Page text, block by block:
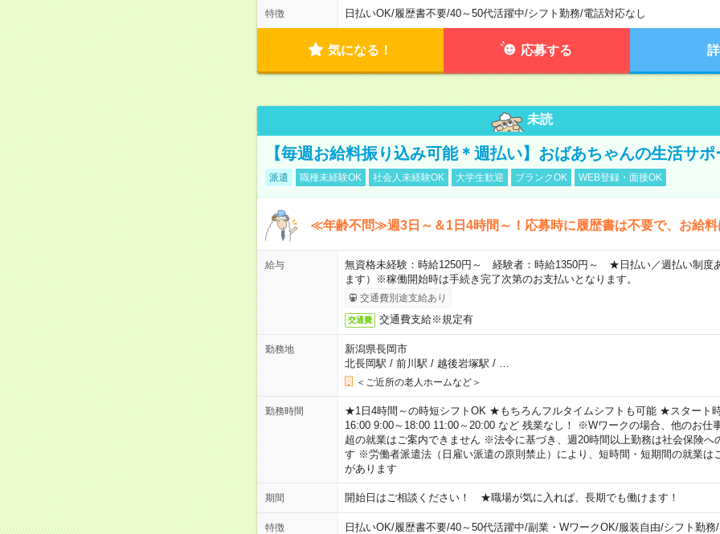
特徴 日払いOK/履歴書不要/40～50代活躍中/シフト勤務/電話対応なし
気になる！ 応募する
未読
【毎週お給料振り込み可能＊週払い】おばあちゃんの生活サポ
派遣 職種未経験OK 社会人未経験OK 大学生歓迎 ブランクOK WEB登録・面接OK
≪年齢不問≫週3日～＆1日4時間～！応募時に履歴書は不要で、お給料
給与
無資格未経験：時給1250円～ 経験者：時給1350円～ ★日払い／週払い制度
ます）※稼働開始時は手続き完了次第のお支払いとなります。
交通費別途支給あり
交通費 交通費支給※規定有
勤務地
新潟県長岡市
北長岡駅 / 前川駅 / 越後岩塚駅 / …
＜ご近所の老人ホームなど＞
勤務時間
★1日4時間～の時短シフトOK ★もちろんフルタイムシフトも可能 ★スタート
16:00 9:00～18:00 11:00～20:00 など 残業なし！ ※Wワークの場合、他のお仕
超の就業はご案内できません ※法令に基づき、週20時間以上勤務は社会保険へ
す ※労働者派遣法（日雇い派遣の原則禁止）により、短時間・短期間の就業は
があります
期間 開始日はご相談ください！ ★職場が気に入れば、長期でも働けます！
特徴 日払いOK/履歴書不要/40～50代活躍中/副業・WワークOK/服装自由/シフト勤務/